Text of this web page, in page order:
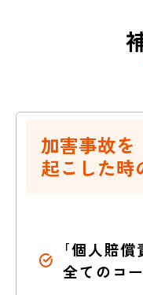
加害事故を
起こした時
｢個人賠償
全てのコ